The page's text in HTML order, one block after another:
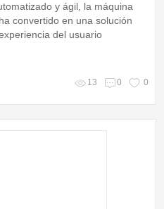
y ágil, la máquina
convertido en una solución
del usuario
13 0 0